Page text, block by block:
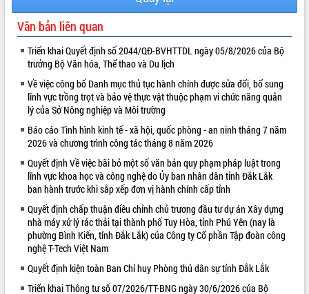
quan trọng
Bí thư Tỉnh ủy Lương Nguyễn Minh
Triết thăm, tặng quà người có công với
cách mạng
văn hóa, thể thao đáp ứng yêu cầu
phát triển mới
Thường trực HĐND tỉnh Đắk Lắk gặp
mặt Đoàn chuyên gia y tế TP. Hồ Chí
Minh
Lễ truy điệu và an táng hài cốt liệt sĩ
tại Nghĩa trang Liệt sĩ xã Sơn Hòa
Bàn giải pháp tháo gỡ khó khăn trong
xuất khẩu sầu riêng và triển khai quy
định EUDR
Thứ trưởng Bộ Nông nghiệp và Môi
trường Nguyễn Hoàng Hiệp khảo sát
vùng trồng và doanh nghiệp đóng gói
sầu riêng tại Đắk Lắk
LIÊN KẾT WEB
Văn bản liên quan
Triển khai Quyết định số 2044/QĐ-BVHTTDL ngày 05/8/2026 của Bộ
trưởng Bộ Văn hóa, Thể thao và Du lịch
Về việc công bố Danh mục thủ tục hành chính được sửa đổi, bổ sung
lĩnh vực trồng trọt và bảo vệ thực vật thuộc phạm vi chức năng quản
lý của Sở Nông nghiệp và Môi trường
Báo cáo Tình hình kinh tế - xã hội, quốc phòng - an ninh tháng 7 năm
2026 và chương trình công tác tháng 8 năm 2026
Quyết định Về việc bãi bỏ một số văn bản quy phạm pháp luật trong
lĩnh vực khoa học và công nghệ do Ủy ban nhân dân tỉnh Đắk Lắk
ban hành trước khi sắp xếp đơn vị hành chính cấp tỉnh
Quyết định chấp thuận điều chỉnh chủ trương đầu tư dự án Xây dựng
nhà máy xử lý rác thải tại thành phố Tuy Hòa, tỉnh Phú Yên (nay là
phường Bình Kiến, tỉnh Đắk Lắk) của Công ty Cổ phần Tập đoàn công
nghệ T-Tech Việt Nam
Quyết định kiện toàn Ban Chỉ huy Phòng thủ dân sự tỉnh Đắk Lắk
Triển khai Thông tư số 07/2026/TT-BNG ngày 30/6/2026 của Bộ